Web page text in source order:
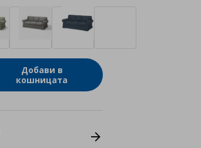
Добави в
кошницата